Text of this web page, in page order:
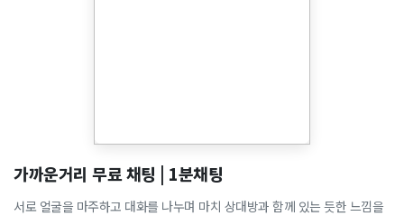
가까운거리 무료 채팅 | 1분채팅
서로 얼굴을 마주하고 대화를 나누며 마치 상대방과 함께 있는 듯한 느낌을